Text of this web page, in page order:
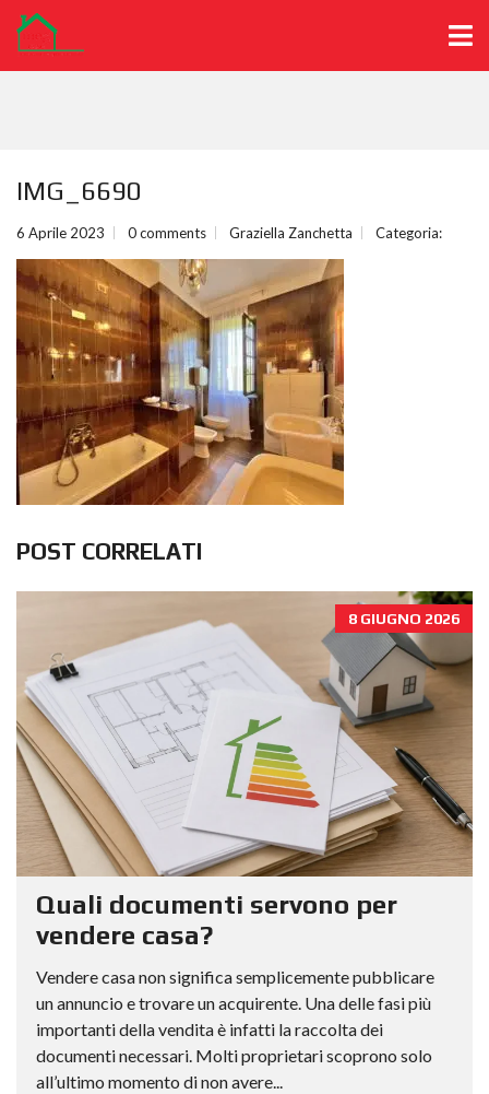
IMG_6690
6 Aprile 2023 0 comments Graziella Zanchetta Categoria:
POST CORRELATI
8 GIUGNO 2026
Quali documenti servono per
vendere casa?
Vendere casa non significa semplicemente pubblicare
un annuncio e trovare un acquirente. Una delle fasi più
importanti della vendita è infatti la raccolta dei
documenti necessari. Molti proprietari scoprono solo
all’ultimo momento di non avere...